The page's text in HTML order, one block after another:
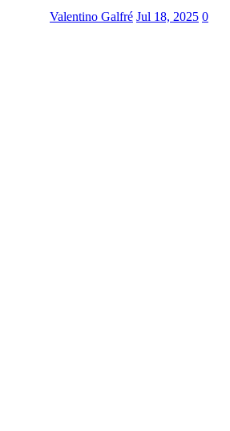
Valentino Galfré Jul 18, 2025 0